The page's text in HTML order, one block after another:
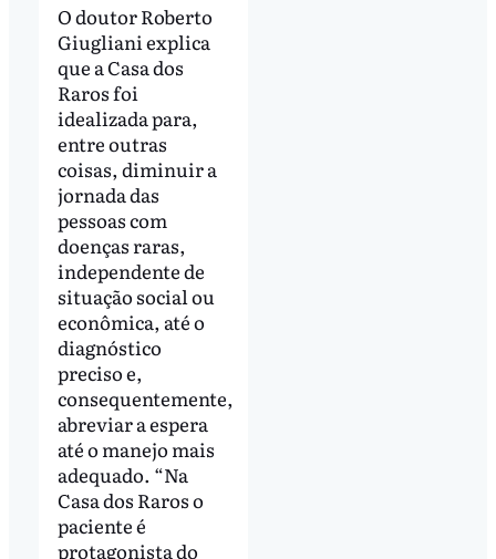
O doutor Roberto
Giugliani explica
que a Casa dos
Raros foi
idealizada para,
entre outras
coisas, diminuir a
jornada das
pessoas com
doenças raras,
independente de
situação social ou
econômica, até o
diagnóstico
preciso e,
consequentemente,
abreviar a espera
até o manejo mais
adequado. “Na
Casa dos Raros o
paciente é
protagonista do